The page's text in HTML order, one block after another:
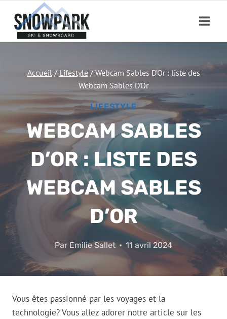
contenu
Accueil / Lifestyle / Webcam Sables D’Or : liste des
Webcam Sables D’Or
LIFESTYLE
WEBCAM SABLES
D’OR : LISTE DES
WEBCAM SABLES
D’OR
Par Emilie Sallet 11 avril 2024
Vous êtes passionné par les voyages et la
technologie? Vous allez adorer notre article sur les